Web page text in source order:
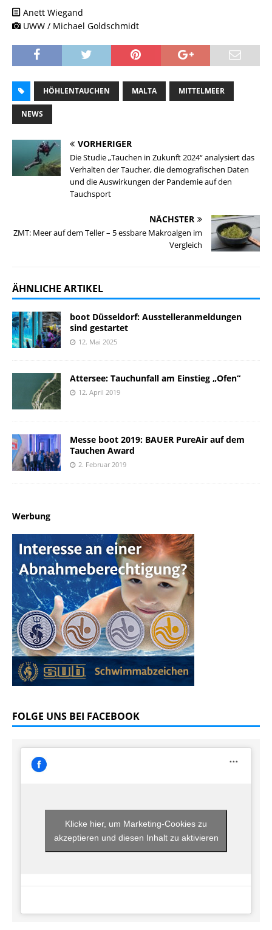
Anett Wiegand
UWW / Michael Goldschmidt
HÖHLENTAUCHEN MALTA MITTELMEER
NEWS
VORHERIGER
Die Studie „Tauchen in Zukunft 2024“ analysiert das
Verhalten der Taucher, die demografischen Daten
und die Auswirkungen der Pandemie auf den
Tauchsport
NÄCHSTER
ZMT: Meer auf dem Teller – 5 essbare Makroalgen im
Vergleich
ÄHNLICHE ARTIKEL
boot Düsseldorf: Ausstelleranmeldungen
sind gestartet
12. Mai 2025
Attersee: Tauchunfall am Einstieg „Ofen“
12. April 2019
Messe boot 2019: BAUER PureAir auf dem
Tauchen Award
2. Februar 2019
Werbung
FOLGE UNS BEI FACEBOOK
Klicke hier, um Marketing-Cookies zu
akzeptieren und diesen Inhalt zu aktivieren